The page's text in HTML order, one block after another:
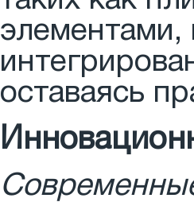
оставаясь